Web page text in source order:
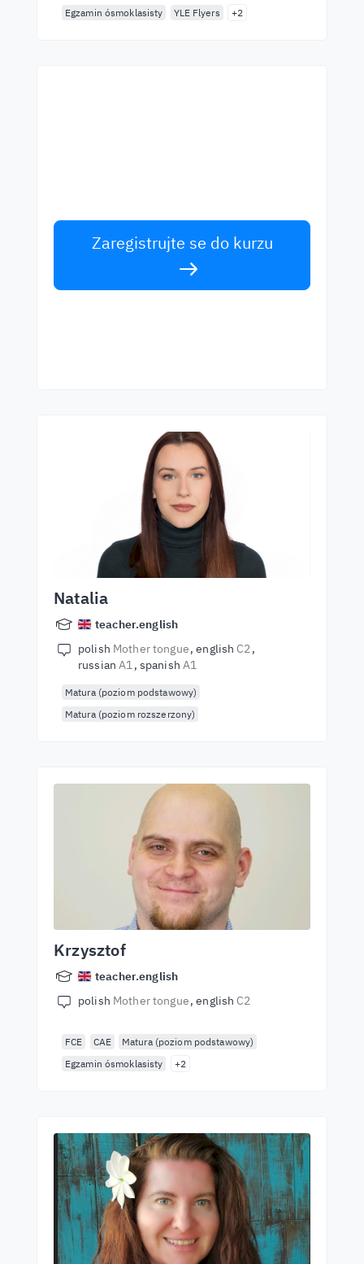
Egzamin ósmoklasisty
YLE Flyers +2
Zaregistrujte se do kurzu
Natalia
teacher.english
polish Mother tongue english C2
russianA1 spanish A1
Matura (poziom podstawowy)
Matura (poziom rozszerzony)
Krzysztof
teacher.english
polish Mother tongue english C2
FCE CAE
Matura (poziom podstawowy)
Egzamin ósmoklasisty
+2